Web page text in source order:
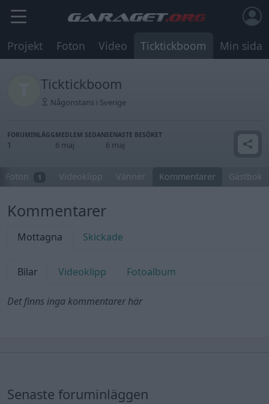
Projekt Foton Video Ticktickboom Min sida
Ticktickboom
Någonstans i Sverige
FORUMINLÄGG
1
MEDLEM SEDAN
6 maj
SENASTE BESÖKET
6 maj
Foton 1 Videoklipp Vänner Kommentarer Gästbok
Kommentarer
Mottagna Skickade
Bilar Videoklipp Fotoalbum
Det finns inga kommentarer här
Senaste foruminläggen